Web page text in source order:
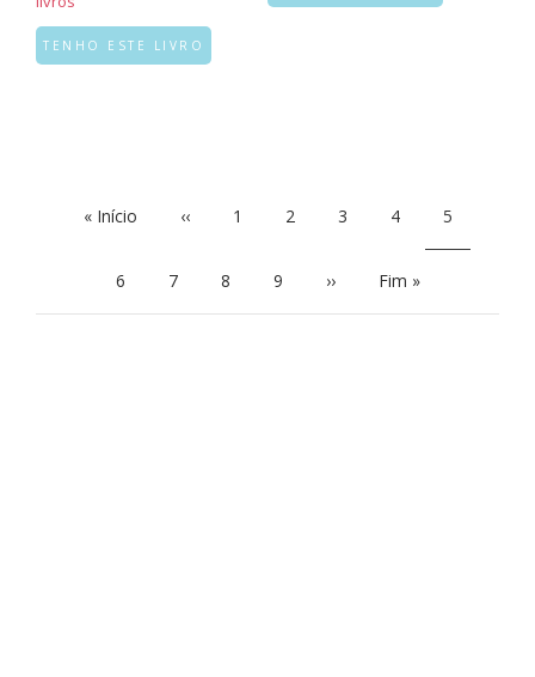
TENHO ESTE LIVRO
Primeira
« Início Página
‹‹ Page
1 Page
2 Page
3 Page
4 Página
5
Page
6 Page
7 Page
8 Page
9 Próxima
›› Última
Fim »